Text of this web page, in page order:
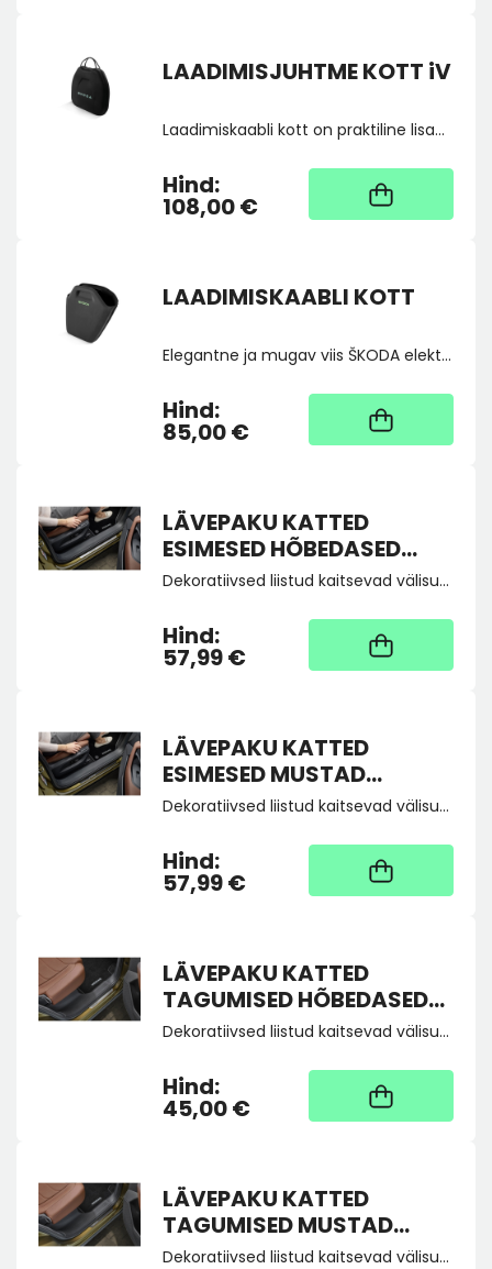
LAADIMISJUHTME KOTT iV
Laadimiskaabli kott on praktiline lisavarustus igale elektriautole, mis tagab, et laadimiskaabel – mida saab kasutada kõigis standardsetes laadimisjaamades – on alati käepärast, kui seda vajate. Mõõtmed 454 x 440 x 104 mm
Hind:
108,00 €
Kaup tootja laos, tarne
üldjuhul 4 tööpäeva
LAADIMISKAABLI KOTT
Elegantne ja mugav viis ŠKODA elektriauto MODE 3 laadimiskaabli käeulatuses hoidmiseks. Laadimiskaabli tasku on praktiline lisavarustus teie elektri või pistikhübriid autole.
Hind:
85,00 €
Kaup tootja laos, tarne
üldjuhul 4 tööpäeva
LÄVEPAKU KATTED
ESIMESED HÕBEDASED
KODIAQ II
Dekoratiivsed liistud kaitsevad välisukse lävede värvkatet mustuse või kahjustuste eest. Need on valmistatud kvaliteetsest alumiiniumist, kaunistatud KODIAQ kirjaga. Komplekt sisaldab esiuste liiste (2tk).
Hind:
57,99 €
Kaup tootja laos, tarne
üldjuhul 4 tööpäeva
LÄVEPAKU KATTED
ESIMESED MUSTAD
KODIAQ II
Dekoratiivsed liistud kaitsevad välisukse lävede värvkatet mustuse või kahjustuste eest. Need on valmistatud kvaliteetsest alumiiniumist, kaunistatud KODIAQ kirjaga. Komplekt sisaldab esiuste liiste (2tk).
Hind:
57,99 €
Kaup tootja laos, tarne
üldjuhul 4 tööpäeva
LÄVEPAKU KATTED
TAGUMISED HÕBEDASED
KODIAQ II
Dekoratiivsed liistud kaitsevad välisukse lävede värvkatet mustuse või kahjustuste eest. Need on valmistatud kvaliteetsest alumiiniumist, kaunistatud KODIAQ kirjaga. Komplekt sisaldab tagauste liiste (2tk).
Hind:
45,00 €
Kaup tootja laos, tarne
üldjuhul 4 tööpäeva
LÄVEPAKU KATTED
TAGUMISED MUSTAD
KODIAQ II
Dekoratiivsed liistud kaitsevad välisukse lävede värvkatet mustuse või kahjustuste eest. Need on valmistatud kvaliteetsest alumiiniumist, kaunistatud KODIAQ kirjaga. Komplekt sisaldab tagauste liiste (2tk).